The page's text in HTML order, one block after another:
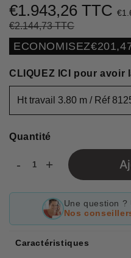
€1.943,26 TTC
€2.144,73 TTC
régulier
réduit
Unit
price
ECONOMISEZ
CLIQUEZ ICI pour avoir
Quantité
- +
Une question ?
Nos
Caractéristiques